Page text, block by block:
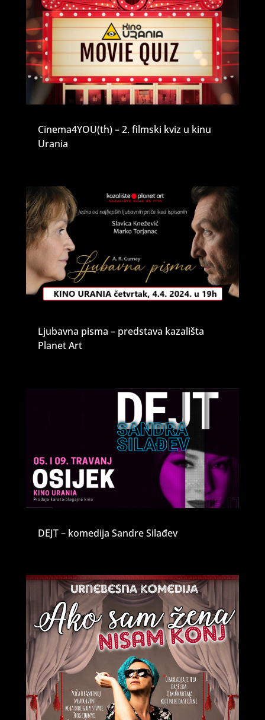
Cinema4YOU(th) – 2. filmski kviz u kinu
Urania
Ljubavna pisma – predstava kazališta
Planet Art
DEJT – komedija Sandre Silađev